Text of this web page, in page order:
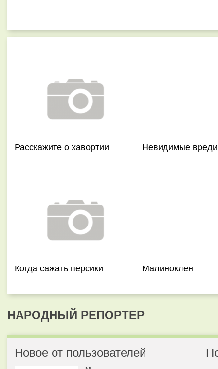
Расскажите о хавортии Невидимые
Когда сажать персики Малиноклен
НАРОДНЫЙ РЕПОРТЕР
Новое от пользователей